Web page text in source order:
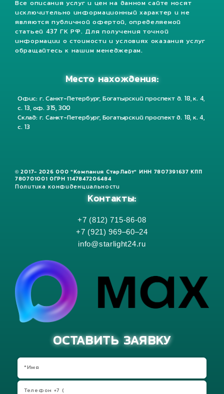
Все описания услуг и цен на данном сайте носят
исключительно информационный характер и не
являются публичной офертой, определяемой
статьей 437 ГК РФ. Для получения точной
информации о стоимости и условиях оказания услуг
обращайтесь к нашим менеджерам.
Место нахождения:
Офис: г. Санкт-Петербург, Богатырский проспект д. 18, к. 4,
с. 13, оф. 315, 300
Склад: г. Санкт-Петербург, Богатырский проспект д. 18, к. 4,
с. 13
© 2017- 2026 ООО "Компания СтарЛайт" ИНН 7807391637 КПП
780701001 ОГРН 1147847206484
Политика конфиденциальности
Контакты:
+7 (812) 715-86-08
+7 (921) 969–60–24
info@starlight24.ru
ОСТАВИТЬ ЗАЯВКУ